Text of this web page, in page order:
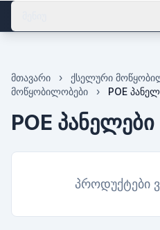
მთავარი › ქსელური
მოწყობილობები
› POE
POE პანელები
პროდუქტები